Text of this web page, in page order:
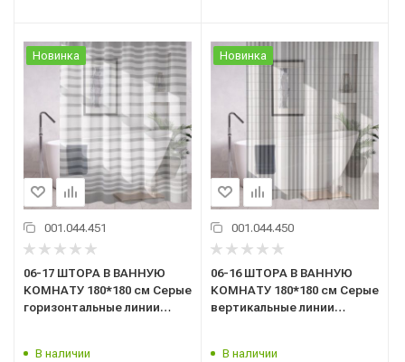
Новинка
001.044.451
06-17 ШТОРА В ВАННУЮ
КОМНАТУ 180*180 см Серые
горизонтальные линии
В наличии
Новинка
001.044.450
06-16 ШТОРА В ВАННУЮ
КОМНАТУ 180*180 см Серые
вертикальные линии
В наличии